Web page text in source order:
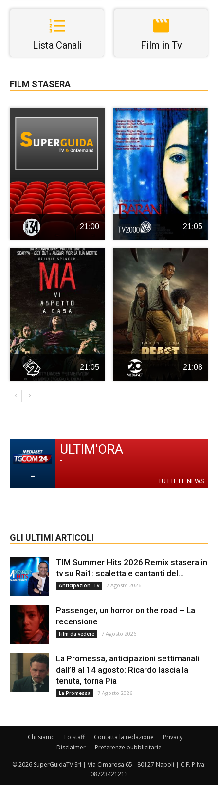
Lista Canali Film in Tv
FILM STASERA
21:00 21:05
21:05 21:08
-
ULTIM'ORA
-
TUTTE LE NEWS
GLI ULTIMI ARTICOLI
TIM Summer Hits 2026 Remix stasera in
tv su Rai1: scaletta e cantanti del...
Anticipazioni Tv 7 Agosto 2026
Passenger, un horror on the road – La
recensione
Film da vedere 7 Agosto 2026
La Promessa, anticipazioni settimanali
dall’8 al 14 agosto: Ricardo lascia la
tenuta, torna Pia
La Promessa 7 Agosto 2026
Chi siamo Lo staff Contatta la redazione
Privacy
Disclaimer
Preferenze pubblicitarie
© 2026 SuperGuidaTV Srl | Via Cimarosa 65 - 80127 Napoli | C.F. P.Iva:
08723421213